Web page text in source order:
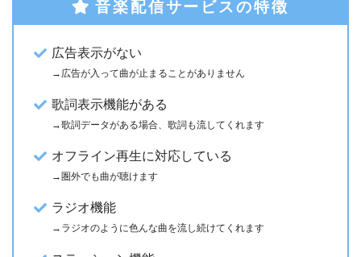
音楽配信サービスの特徴
広告表示がない
→広告が入って曲が止まることがありません
歌詞表示機能がある
→歌詞データがある場合、歌詞も流してくれます
オフライン再生に対応している
→圏外でも曲が聴けます
ラジオ機能
→ラジオのように色んな曲を流し続けてくれます